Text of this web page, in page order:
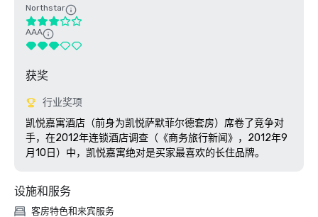
Northstar
AAA
获奖
行业奖项
凯悦嘉寓酒店（前身为凯悦萨默菲尔德套房）席卷了竞争对
手，在2012年连锁酒店调查（《商务旅行新闻》，2012年9
月10日）中，凯悦嘉寓绝对是买家最喜欢的长住品牌。
设施和服务
客房特色和来宾服务